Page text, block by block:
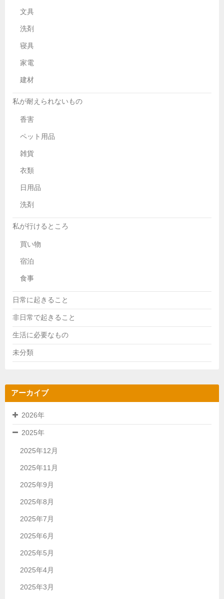
文具
洗剤
寝具
家電
建材
私が耐えられないもの
香害
ペット用品
雑貨
衣類
日用品
洗剤
私が行けるところ
買い物
宿泊
食事
日常に起きること
非日常で起きること
生活に必要なもの
未分類
アーカイブ
2026年
2025年
2025年12月
2025年11月
2025年9月
2025年8月
2025年7月
2025年6月
2025年5月
2025年4月
2025年3月